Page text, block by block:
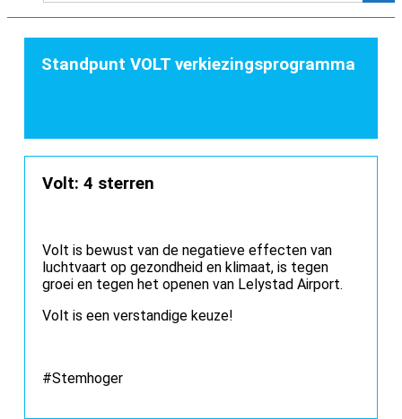
Standpunt VOLT verkiezingsprogramma
Volt: 4 sterren
Volt is bewust van de negatieve effecten van
luchtvaart op gezondheid en klimaat, is tegen
groei en tegen het openen van Lelystad Airport.
Volt is een verstandige keuze!
#Stemhoger